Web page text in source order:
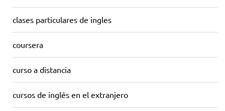
clases particulares de ingles
coursera
curso a distancia
cursos de inglés en el extranjero